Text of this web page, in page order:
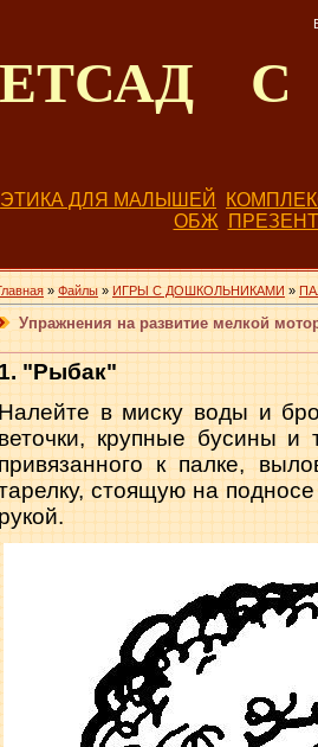
ЭТИКА ДЛЯ МАЛЫШЕЙ
ОБЖ
» Файлы » ИГРЫ С ДОШКОЛЬНИКАМИ »
Упражнения на развитие мелкой
1. "Рыбак"
Налейте в миску воды и
веточки, крупные бусины
привязанного к палке,
стоящую на
рукой.